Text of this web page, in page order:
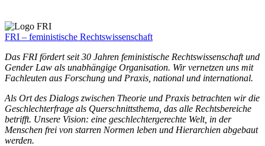
FRI – feministische Rechtswissenschaft
Das FRI fördert seit 30 Jahren feministische Rechtswissenschaft und
Gender Law als unabhängige Organisation. Wir vernetzen uns mit
Fachleuten aus Forschung und Praxis, national und international.
Als Ort des Dialogs zwischen Theorie und Praxis betrachten wir die
Geschlechterfrage als Querschnittsthema, das alle Rechtsbereiche
betrifft. Unsere Vision: eine geschlechtergerechte Welt, in der
Menschen frei von starren Normen leben und Hierarchien abgebaut
werden.